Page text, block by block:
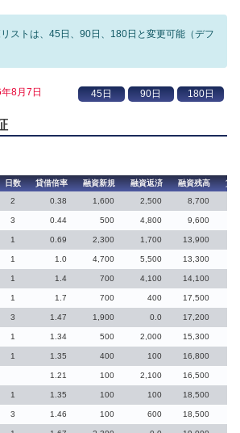
ストは、45日、90日、180日と変更可能（デフ
8月7日
日数 貸借倍率 融資新規 融資返済 融資残高
貸
2 0.38 1,600 2,500 8,700
3 0.44 500 4,800 9,600
1 0.69 2,300 1,700 13,900
1 1.0 4,700 5,500 13,300
1 1.4 700 4,100 14,100
1 1.7 700 400 17,500
3 1.47 1,900 0.0 17,200
1 1.34 500 2,000 15,300
1 1.35 400 100 16,800
1.21 100 2,100 16,500
1 1.35 100 100 18,500
3 1.46 100 600 18,500